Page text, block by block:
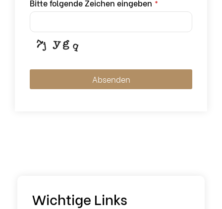
Bitte folgende Zeichen eingeben *
Absenden
Wichtige Links